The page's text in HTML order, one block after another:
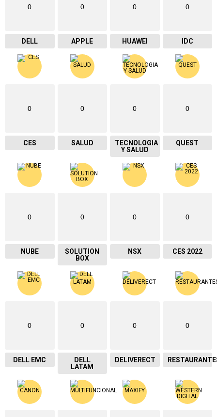
0
DELL
0
APPLE
0
HUAWEI
0
IDC
0
CES
0
SALUD
0
TECNOLOGIA
Y SALUD
0
QUEST
0
NUBE
0
SOLUTION
BOX
0
NSX
0
CES 2022
0
DELL EMC
0
DELL
LATAM
0
DELIVERECT
0